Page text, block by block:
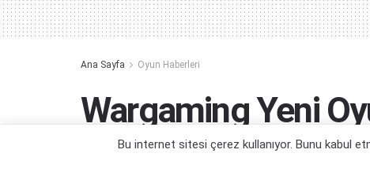
Ana Sayfa Oyun Haberleri
Wargaming Yeni
Steel Hunters
Bu internet sitesi çerez kullanıyor. Bunu kabul